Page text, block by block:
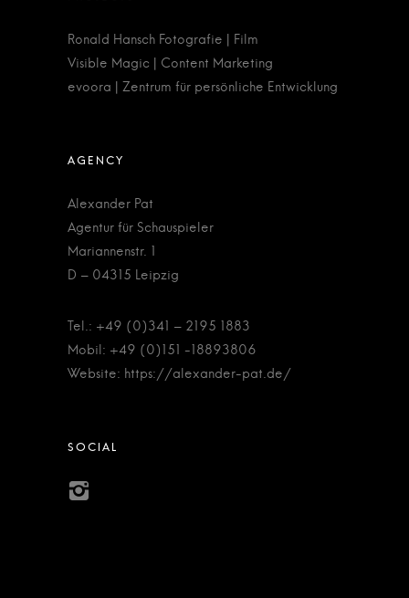
Ronald Hansch Fotografie | Film
Visible Magic | Content Marketing
evoora | Zentrum für persönliche Entwicklung
Alexander Pat
Agentur für Schauspieler
Mariannenstr. 1
D – 04315 Leipzig
Tel.: +49 (0)341 – 2195 1883
Mobil: +49 (0)151 -18893806
Website: https://alexander-pat.de/